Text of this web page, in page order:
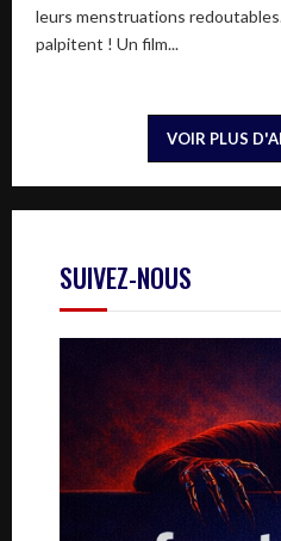
leurs menstruations
palpitent ! Un film...
VOIR PLUS
SUIVEZ-NOUS